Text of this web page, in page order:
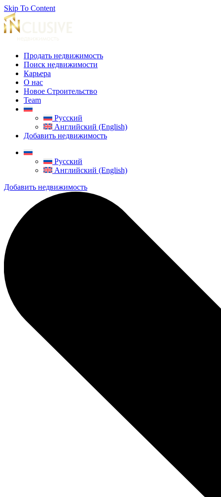
Skip To Content
Продать недвижимость
Поиск недвижимости
Карьера
О нас
Новое Строительство
Team
Русский
Английский (English)
Добавить недвижимость
Русский
Английский (English)
Добавить недвижимость